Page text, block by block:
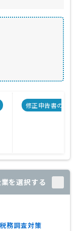
修正申告書の料金
を選択する
務調査対策